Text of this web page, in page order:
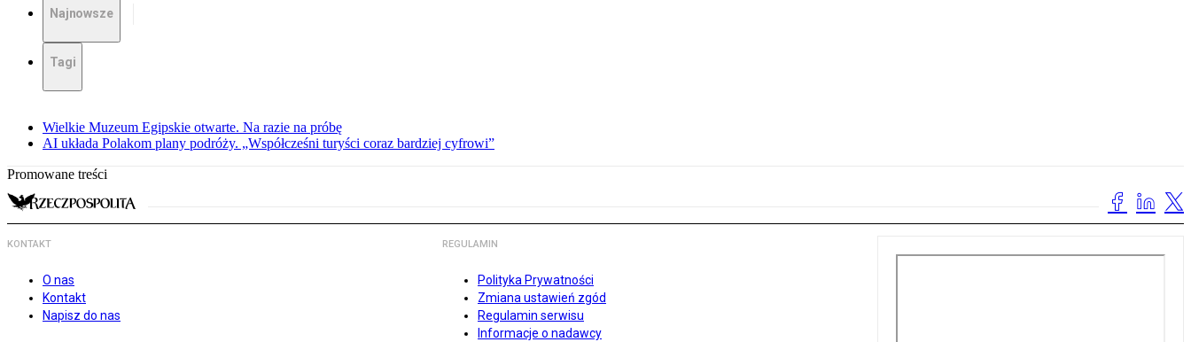
Najnowsze
Tagi
Wielkie Muzeum Egipskie otwarte. Na razie na próbę
AI układa Polakom plany podróży. „Współcześni turyści coraz bardziej cyfrowi”
Promowane treści
KONTAKT
O nas
Kontakt
Napisz do nas
REGULAMIN
Polityka Prywatności
Zmiana ustawień zgód
Regulamin serwisu
Informacje o nadawcy